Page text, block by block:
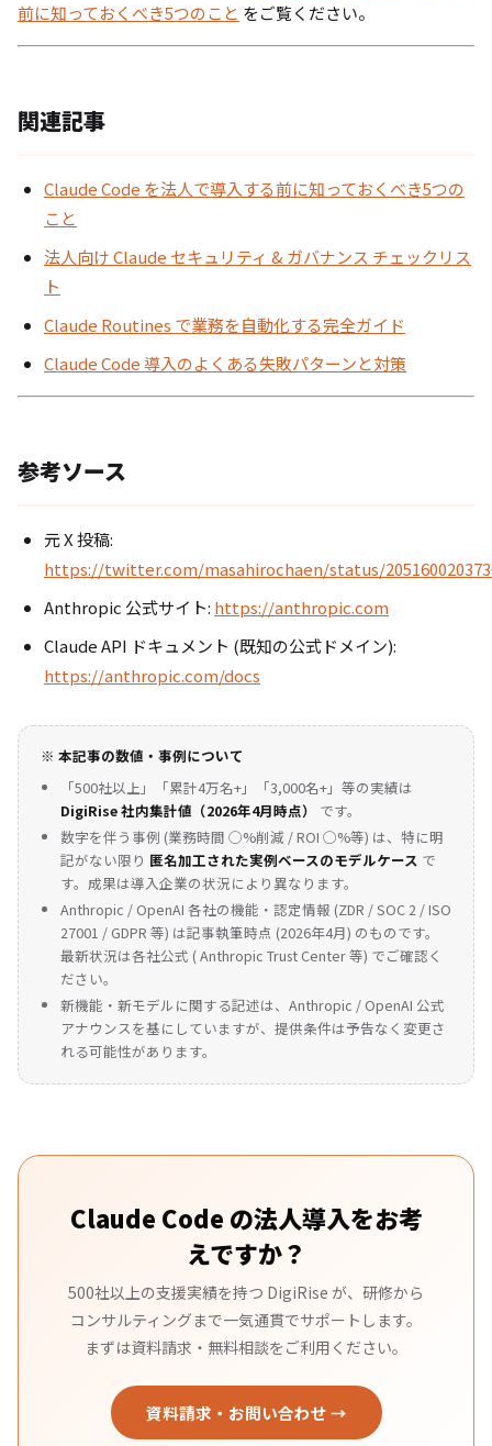
前に知っておくべき5つのこと をご覧ください。
関連記事
Claude Code を法人で導入する前に知っておくべき5つの
こと
法人向け Claude セキュリティ & ガバナンス チェックリス
ト
Claude Routines で業務を自動化する完全ガイド
Claude Code 導入のよくある失敗パターンと対策
参考ソース
元 X 投稿:
https://twitter.com/masahirochaen/status/
Anthropic 公式サイト: https://anthropic.com
Claude API ドキュメント (既知の公式ドメイン):
https://anthropic.com/docs
※ 本記事の数値・事例について
「500社以上」「累計4万名+」「3,000名+」等の実績は
DigiRise 社内集計値（2026年4月時点）
です。
数字を伴う事例 (業務時間 ◯%削減 / ROI ◯%等) は、特に明
記がない限り 匿名加工された実例ベースのモデルケース で
す。成果は導入企業の状況により異なります。
Anthropic / OpenAI 各社の機能・認定情報 (ZDR / SOC 2 / ISO
27001 / GDPR 等) は記事執筆時点 (2026年4月) のものです。
最新状況は各社公式 (Anthropic Trust Center等) でご確認く
ださい。
新機能・新モデルに関する記述は、Anthropic / OpenAI 公式
アナウンスを基にしていますが、提供条件は予告なく変更さ
れる可能性があります。
Claude Code の法人導入をお考
えですか？
500社以上の支援実績を持つ DigiRise が、研修から
コンサルティングまで一気通貫でサポートします。
まずは資料請求・無料相談をご利用ください。
資料請求・お問い合わせ →